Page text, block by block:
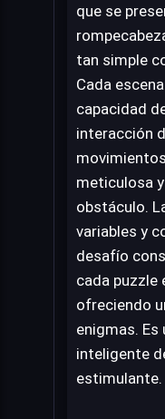
que se
tan simple
Cada
capacidad
interacción
meticulosa
obstáculo.
variables y
desafío
cada puzzle
ofreciendo
enigmas.
inteligente
estimulante.